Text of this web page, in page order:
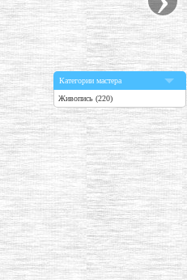
Категории мастера
Живопись (220)